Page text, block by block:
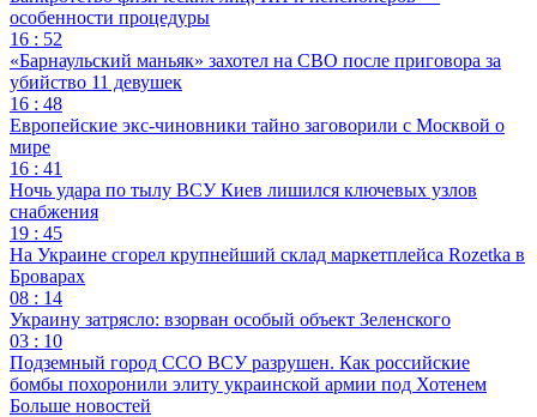
особенности процедуры
16 : 52
«Барнаульский маньяк» захотел на СВО после приговора за
убийство 11 девушек
16 : 48
Европейские экс-чиновники тайно заговорили с Москвой о
мире
16 : 41
Ночь удара по тылу ВСУ Киев лишился ключевых узлов
снабжения
19 : 45
На Украине сгорел крупнейший склад маркетплейса Rozetka в
Броварах
08 : 14
Украину затрясло: взорван особый объект Зеленского
03 : 10
Подземный город ССО ВСУ разрушен. Как российские
бомбы похоронили элиту украинской армии под Хотенем
Больше новостей